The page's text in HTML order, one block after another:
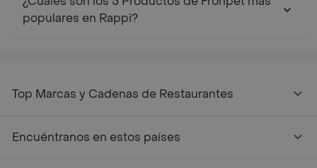
populares en Rappi?
Top Marcas y Cadenas de Restaurantes
Encuéntranos en estos países